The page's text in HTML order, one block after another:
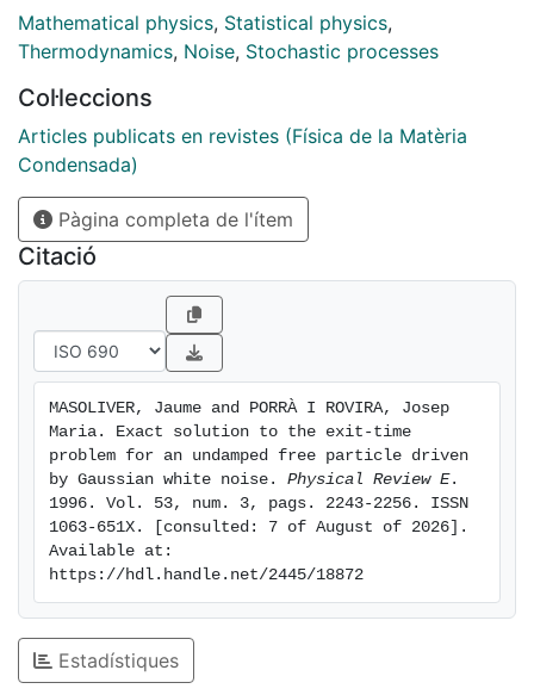
Mathematical physics, Statistical physics,
Thermodynamics, Noise, Stochastic processes
Col·leccions
Articles publicats en revistes (Física de la Matèria
Condensada)
Pàgina completa de l'ítem
Citació
MASOLIVER, Jaume and PORRÀ I ROVIRA, Josep
Maria. Exact solution to the exit-time
problem for an undamped free particle driven
by Gaussian white noise. Physical Review E.
1996. Vol. 53, num. 3, pags. 2243-2256. ISSN
1063-651X. [consulted: 7 of August of 2026].
Available at:
https://hdl.handle.net/2445/18872
Estadístiques